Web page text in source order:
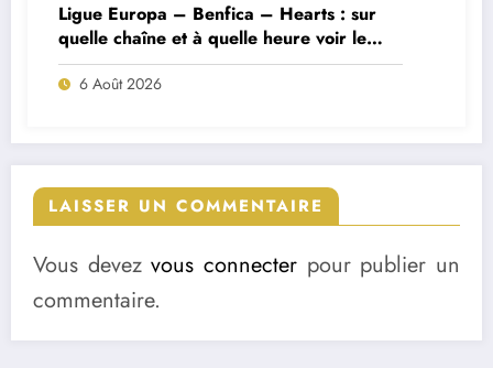
Ligue Europa – Benfica – Hearts : sur
quelle chaîne et à quelle heure voir le
match ?
6 Août 2026
LAISSER UN COMMENTAIRE
Vous devezvous connecter pour publier un
commentaire.